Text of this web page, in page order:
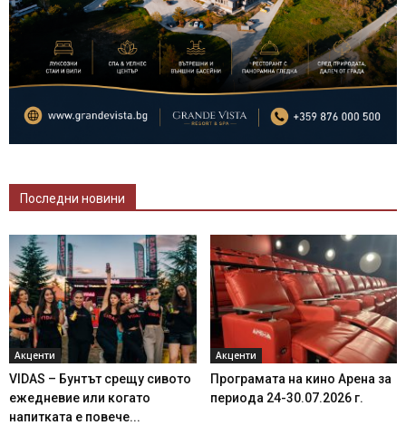
Последни новини
Акценти
VIDAS – Бунтът срещу сивото
ежедневие или когато
напитката е повече...
Акценти
Програмата на кино Арена за
периода 24-30.07.2026 г.